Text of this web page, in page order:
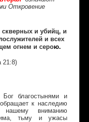
Откровение
скверных и убийц, и
и всех
огнем и серою.
21:8)
благостынями и
к наследию
нашему вниманию
тьму и ужасы